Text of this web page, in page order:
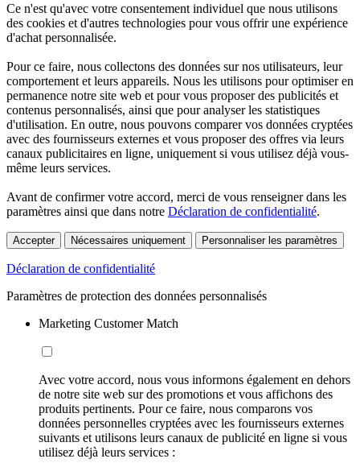
Ce n'est qu'avec votre consentement individuel que nous utilisons
des cookies et d'autres technologies pour vous offrir une expérience
d'achat personnalisée.
Pour ce faire, nous collectons des données sur nos utilisateurs, leur
comportement et leurs appareils. Nous les utilisons pour optimiser en
permanence notre site web et pour vous proposer des publicités et
contenus personnalisés, ainsi que pour analyser les statistiques
d'utilisation. En outre, nous pouvons comparer vos données cryptées
avec des fournisseurs externes et vous proposer des offres via leurs
canaux publicitaires en ligne, uniquement si vous utilisez déjà vous-
même leurs services.
Avant de confirmer votre accord, merci de vous renseigner dans les
paramètres ainsi que dans notre Déclaration de confidentialité.
Accepter Nécessaires uniquement Personnaliser les paramètres
Déclaration de confidentialité
Paramètres de protection des données personnalisés
Marketing Customer Match
Avec votre accord, nous vous informons également en dehors
de notre site web sur des promotions et vous affichons des
produits pertinents. Pour ce faire, nous comparons vos
données personnelles cryptées avec les fournisseurs externes
suivants et utilisons leurs canaux de publicité en ligne si vous
utilisez déjà leurs services :